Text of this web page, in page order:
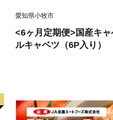
愛知県小牧市
<6ヶ月定期便>国産キ
ルキャベツ（6P入り）